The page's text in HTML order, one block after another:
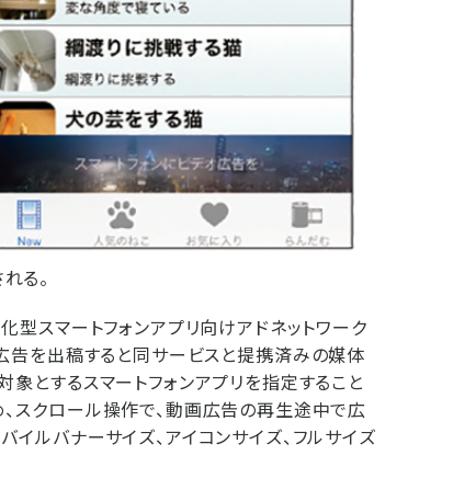
る。
スマートフォンアプリ向けアドネットワーク
告を出稿すると同サービスと提携済みの媒体
とするスマートフォンアプリを指定すること
スクロール操作で、動画広告の再生途中で広
ルバナーサイズ、アイコンサイズ、フルサイズ